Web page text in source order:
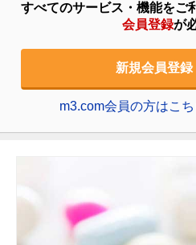
すべてのサービス・機能をご
会員登録が
新規会員登録
m3.com会員の方はこ